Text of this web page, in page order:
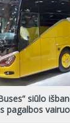
siūlo
pagalbos